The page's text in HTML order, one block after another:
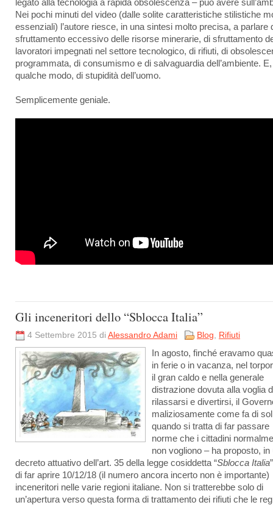
legato alla tecnologia a rapida obsolescenza – può avere
Nei pochi minuti del video (dalle solite caratteristiche stilistiche
essenziali) l’autore riesce, in una sintesi molto precisa, a parlare
sfruttamento eccessivo delle risorse minerarie, di sfruttamento
lavoratori impegnati nel settore tecnologico, di rifiuti, di
programmata, di consumismo e di salvaguardia dell’ambiente.
qualche modo, di stupidità dell’uomo.
Semplicemente geniale.
Gli inceneritori dello “Sblocca Italia”
4 Settembre 2015 di Alessandro Adami Blog, Rifiuti
In agosto, finché eravamo
in ferie o in vacanza, nel
il gran caldo e nella generale
distrazione dovuta alla voglia
rilassarsi e divertirsi, il
maliziosamente come fa di
quando si tratta di far passare
norme che i cittadini
non vogliono – ha proposto, in
decreto attuativo dell’art. 35 della legge cosiddetta “Sblocca Italia
di far aprire 10/12/18 (il numero ancora incerto non è importante)
inceneritori nelle varie regioni italiane. Non si tratterebbe solo di
un’apertura verso questa forma di trattamento dei rifiuti che le